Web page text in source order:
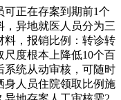
正在存案到期前1个
，异地就医人员分为三
料，报销比例：转诊转
尺度根本上降低10个百
系统从动审核，可随时
身人员住院领取比例施